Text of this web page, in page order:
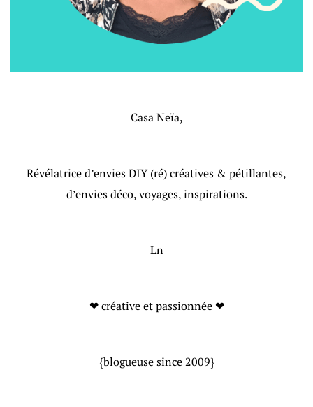
Casa Neïa,
Révélatrice d’envies DIY (ré) créatives & pétillantes,
d’envies déco, voyages, inspirations.
Ln
❤ créative et passionnée ❤
{blogueuse since 2009}